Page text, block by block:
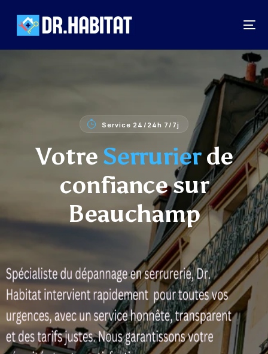
Service 24/24h 7/7j
Votre Serrurier de
confiance sur
Beauchamp